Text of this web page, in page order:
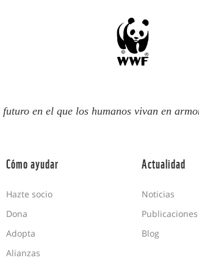
en el que los humanos vivan en
Cómo ayudar
Hazte socio
Dona
Adopta
Alianzas
Actualidad
Noticias
Publicaciones
Blog